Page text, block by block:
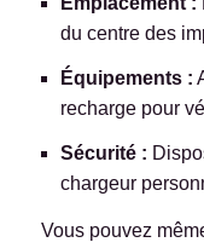
du centre des
Équipements :
recharge pour
Sécurité :
chargeur
Vous pouvez